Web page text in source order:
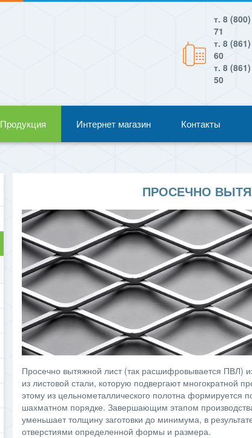
т. 8
71
т. 8
60
т. 8
50
Продукция Интернет магазин Контакты
ПРОСЕЧНО
Просечно вытяжной лист (так расшифровывается ПВЛ)
из листовой стали, которую подвергают многократной
этому из цельнометаллического полотна формируется
шахматном порядке. Завершающим этапом
уменьшает толщину заготовки до минимума, в
отверстиями определенной формы и размера.